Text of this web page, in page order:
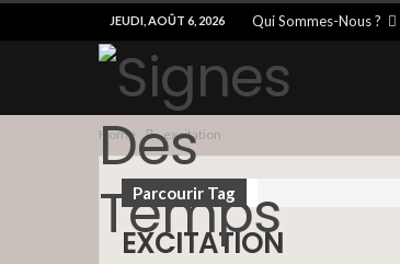
JEUDI, AOÛT 6, 2026 Qui Sommes-Nous ?
Home excitation
Parcourir Tag
EXCITATION